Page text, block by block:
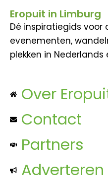
Eropuit in Limburg
Dé inspiratiegids voor
evenementen,
plekken in Nederlands
Over
Contact
Partners
Adverteren